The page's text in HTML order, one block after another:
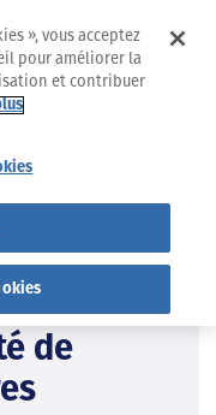
mères ont
de
», vous acceptez
pour améliorer la
et contribuer